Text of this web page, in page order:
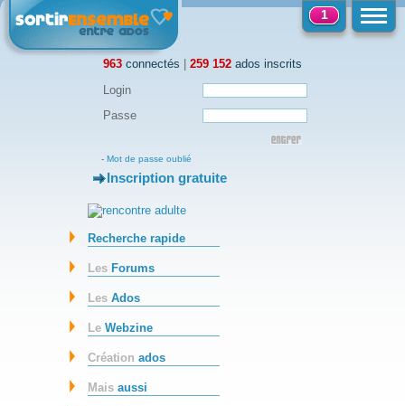
963 connectés | 259 152 ados inscrits
1
Login
Passe
- Mot de passe oublié
-Inscription gratuite
Recherche rapide
Les Forums
LesAdos
LeWebzine
Créationados
Maisaussi